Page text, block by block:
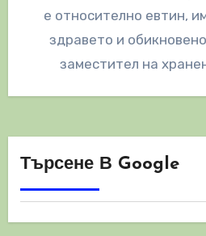
е относително евтин,
здравето и
заместител на
Търсене В Google